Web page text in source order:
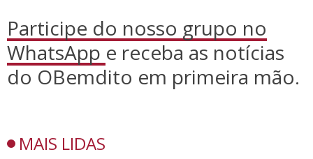
Participe do nosso grupo no
WhatsApp e receba as notícias
do OBemdito em primeira mão.
MAIS LIDAS